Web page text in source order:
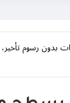
بدون رسوم تأخير،